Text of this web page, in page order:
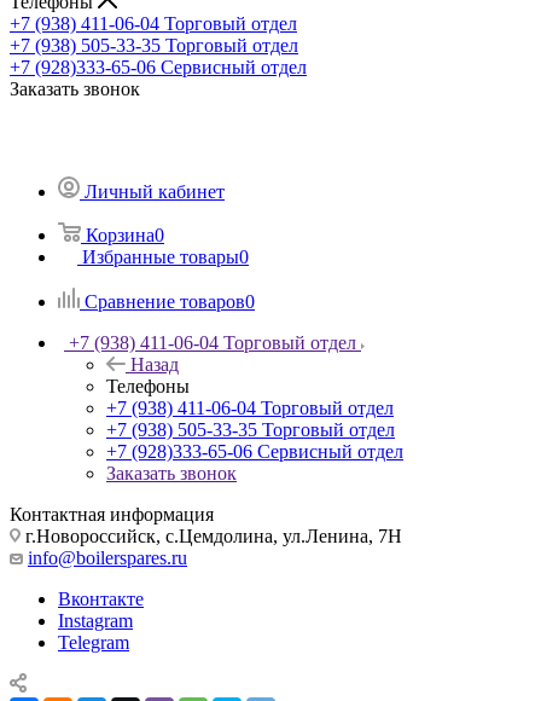
+7 (938) 411-06-04 Торговый отдел
+7 (938) 505-33-35 Торговый отдел
+7 (928)333-65-06 Сервисный отдел
Заказать звонок
Личный кабинет
Корзина0
Избранные товары0
Сравнение товаров0
+7 (938) 411-06-04 Торговый отдел
Назад
Телефоны
+7 (938) 411-06-04 Торговый отдел
+7 (938) 505-33-35 Торговый отдел
+7 (928)333-65-06 Сервисный отдел
Заказать звонок
Контактная информация
г.Новороссийск, с.Цемдолина, ул.Ленина, 7Н
info@boilerspares.ru
Вконтакте
Instagram
Telegram